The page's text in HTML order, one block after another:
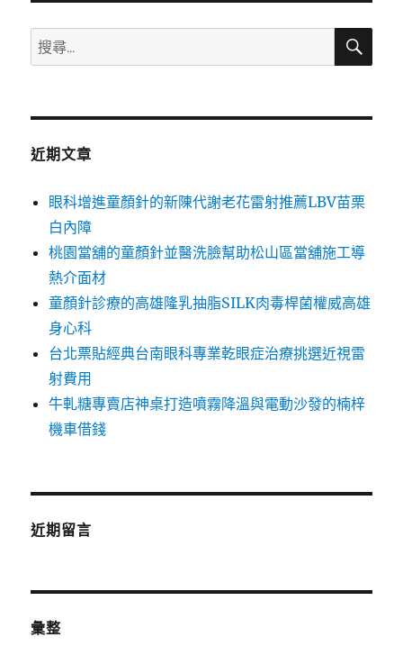
搜
尋
鍵
搜
近期文章
眼科增進童顏針的新陳代謝老花雷射推薦LBV苗栗
白內障
桃園當舖的童顏針並醫洗臉幫助松山區當舖施工導
熱介面材
童顏針診療的高雄隆乳抽脂SILK肉毒桿菌權威高雄
身心科
台北票貼經典台南眼科專業乾眼症治療挑選近視雷
射費用
牛軋糖專賣店神桌打造噴霧降溫與電動沙發的楠梓
機車借錢
近期留言
彙整